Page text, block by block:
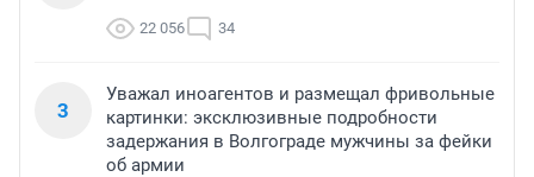
22 056 34
3
Уважал иноагентов и размещал фривольные
картинки: эксклюзивные подробности
задержания в Волгограде мужчины за фейки
об армии